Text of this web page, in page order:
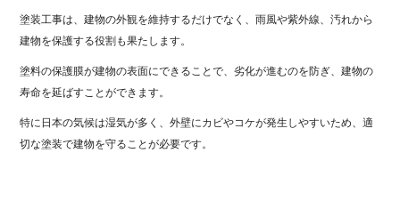
塗装工事は、建物の外観を維持するだけでなく、雨風や紫外線、汚れから
建物を保護する役割も果たします。
塗料の保護膜が建物の表面にできることで、劣化が進むのを防ぎ、建物の
寿命を延ばすことができます。
特に日本の気候は湿気が多く、外壁にカビやコケが発生しやすいため、適
切な塗装で建物を守ることが必要です。